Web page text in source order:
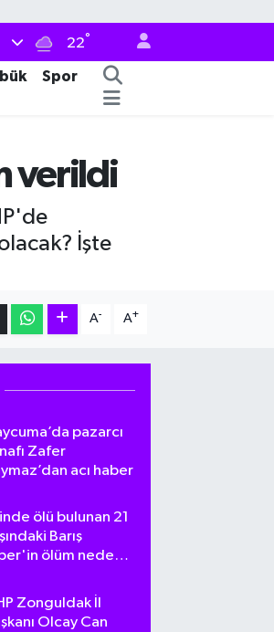
22°
Spor
verildi
İşte
A- A+
pazarcı
Zafer
acı haber
ölü bulunan 21
Barış
ölüm nedeni
Zonguldak İl
Olcay Can